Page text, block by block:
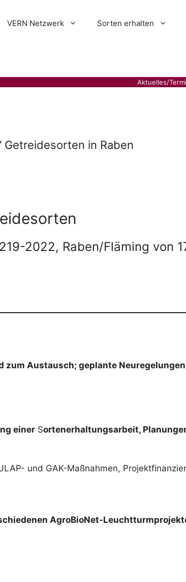
VERN Netzwerk Sorten erhalten
Aktuelles/
Getreidesorten in Raben
2022, Raben/Fläming von
Austausch; geplante
einer Sortenerhaltungsarbeit,
und GAK-Maßnahmen,
AgroBioNet-